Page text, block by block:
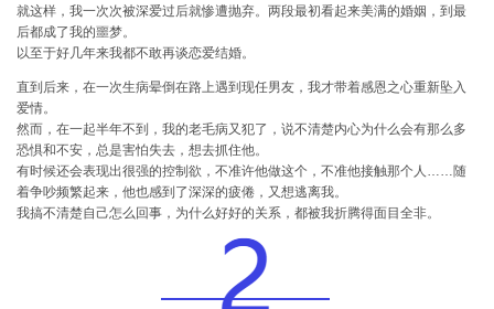
就这样，我一次次被深爱过后就惨遭抛弃。两段最初看起来美满的婚姻，到最
后都成了我的噩梦。
以至于好几年来我都不敢再谈恋爱结婚。
直到后来，在一次生病晕倒在路上遇到现任男友，我才带着感恩之心重新坠入
爱情。
然而，在一起半年不到，我的老毛病又犯了，说不清楚内心为什么会有那么多
恐惧和不安，总是害怕失去，想去抓住他。
有时候还会表现出很强的控制欲，不准许他做这个，不准他接触那个人……随
着争吵频繁起来，他也感到了深深的疲倦，又想逃离我。
我搞不清楚自己怎么回事，为什么好好的关系，都被我折腾得面目全非。